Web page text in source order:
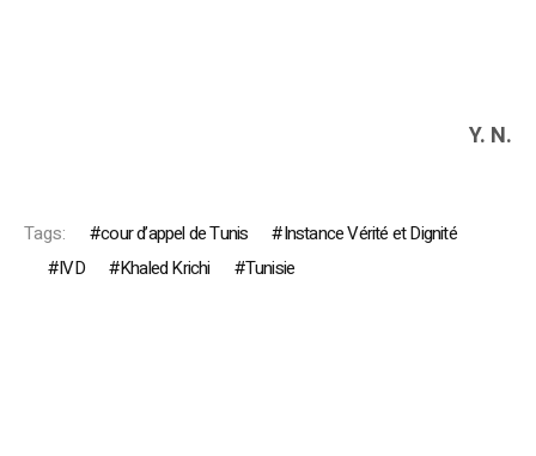
Y. N.
Tags: cour d’appel de Tunis
Instance Vérité et Dignité
IVD
Khaled Krichi Tunisie